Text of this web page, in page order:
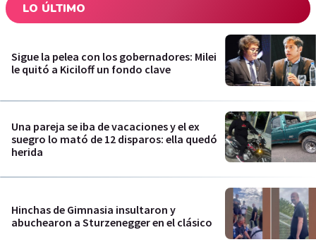
LO ÚLTIMO
Sigue la pelea con los gobernadores: Milei
le quitó a Kiciloff un fondo clave
Una pareja se iba de vacaciones y el ex
suegro lo mató de 12 disparos: ella quedó
herida
Hinchas de Gimnasia insultaron y
abuchearon a Sturzenegger en el clásico